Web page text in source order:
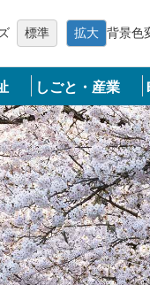
へ
標準 拡大 背景色
しごと・産業